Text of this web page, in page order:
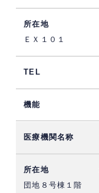
ＥＸ１０１
団地８号棟１階